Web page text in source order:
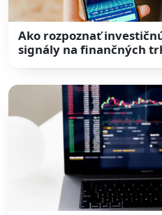
Ako rozpoznať
signály na finančných